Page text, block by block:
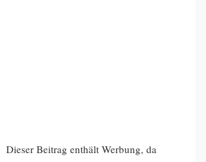
Beitrag enthält Werbung, da